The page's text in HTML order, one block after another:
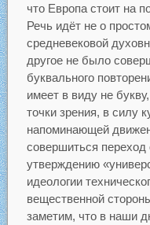
что Европа стоит на
Речь идёт не о
средневековой
другое не было
буквального
имеет в виду не
точки зрения, в силу
напоминающей
совершиться
утверждению
идеологии
вещественной
заметим, что в наши